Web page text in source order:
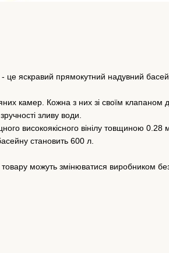
яскравий прямокутний надувний
камер. Кожна з них зі своїм клапаном
зливу води.
високоякісного вінілу товщиною
становить 600 л.
товару можуть змінюватися виробником